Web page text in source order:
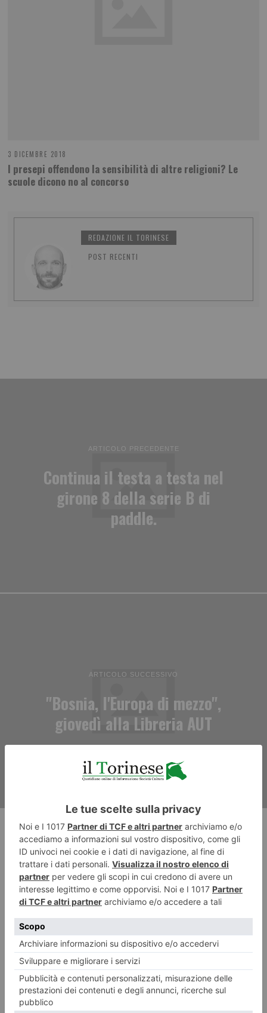
3 DICEMBRE 2018
I presepi offendono la sensibilità di altre religioni? Le
scuole dicono no al concorso
REDAZIONE IL TORINESE
POST RECENTI
ARTICOLO PRECEDENTE
Continua il testa a testa nel
girone 8 della serie B di
paddle.
ARTICOLO SUCCESSIVO
"Bosnia, l'Europa di mezzo",
giovedì alla Libreria AUT
RECENTI: